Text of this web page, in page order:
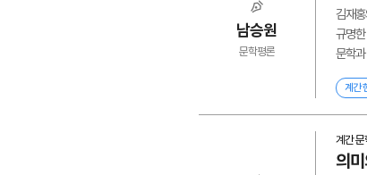
남승원
문학평론
김재
규명
문학
계간
계간
의